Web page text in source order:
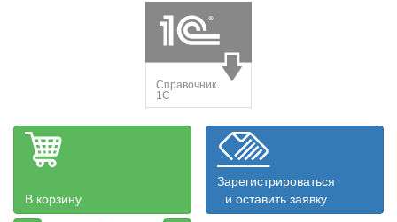
В корзину
Зарегистрироваться
и оставить заявку